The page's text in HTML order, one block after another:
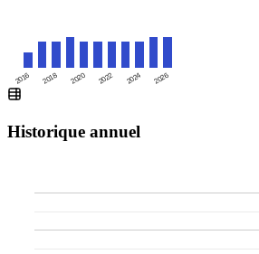
2016 2018 2020 2022 2024 2026
Historique annuel